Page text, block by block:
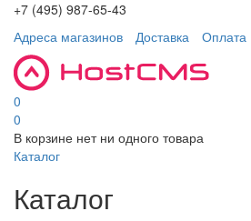
+7 (495) 987-65-43
Адреса магазинов
Доставка Оплата
0
0
В корзине нет ни одного товара
Каталог
Каталог